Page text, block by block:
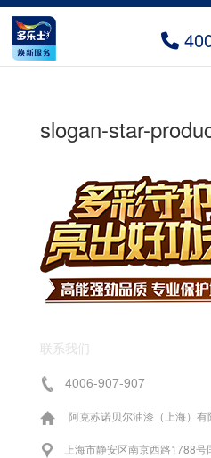
slogan-star-
联系我们
4006-907-907
阿克苏诺贝尔油漆（上海）有
上海市静安区南京西路1788